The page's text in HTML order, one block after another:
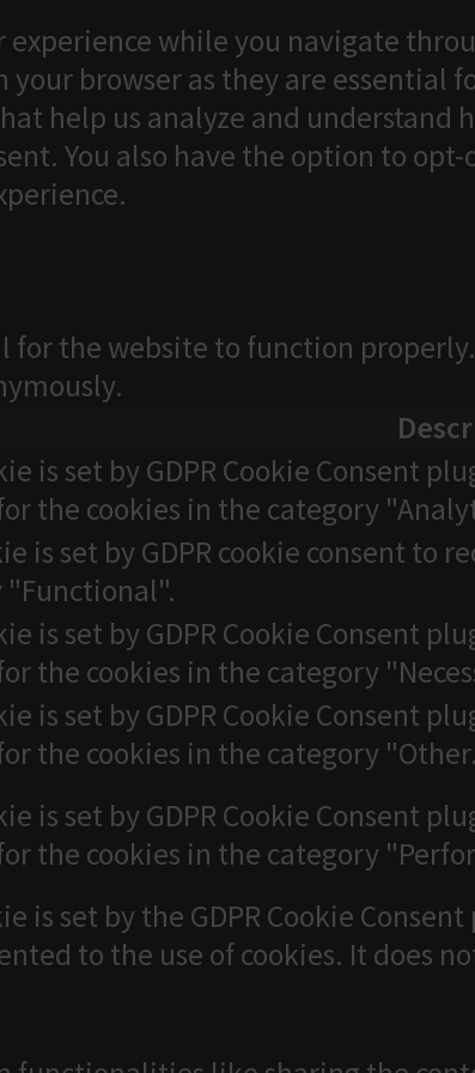
while you navigate
your browser as they are
help us analyze and understand
You also have the option to
for the website to function
is set by GDPR Cookie Consent
the cookies in the category
is set by GDPR cookie consent to
"Functional".
is set by GDPR Cookie Consent
the cookies in the category
is set by GDPR Cookie Consent
the cookies in the category "Other.
is set by GDPR Cookie Consent
the cookies in the category
is set by the GDPR Cookie
to the use of cookies. It does